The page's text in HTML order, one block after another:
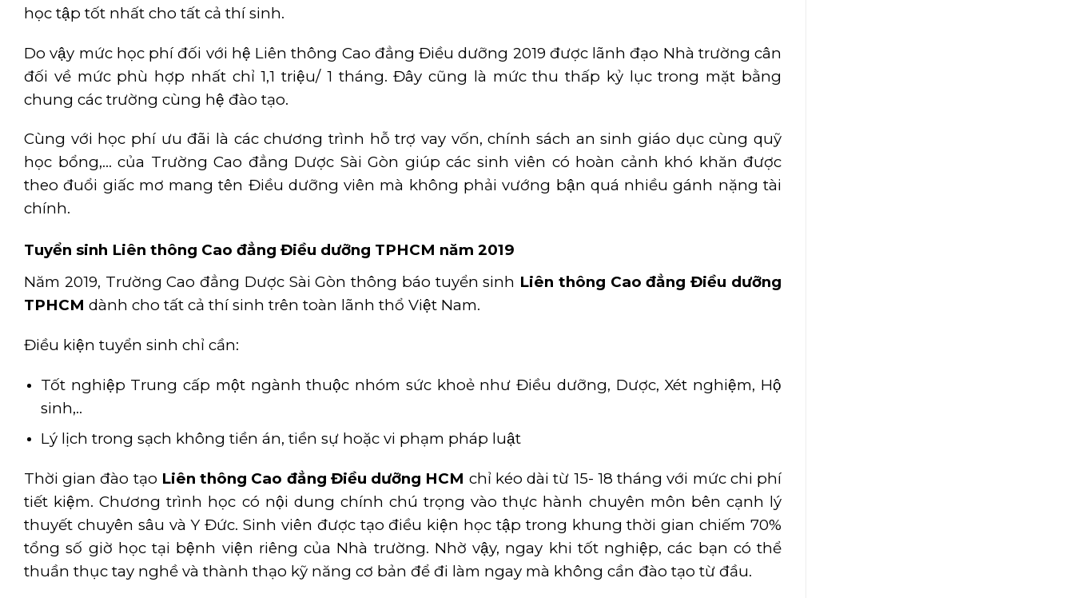
học tập tốt nhất cho tất cả thí sinh.
Do vậy mức học phí đối với hệ Liên thông Cao đẳng Điều dưỡng 2019 được lãnh đạo Nhà trường cân
đối về mức phù hợp nhất chỉ 1,1 triệu/ 1 tháng. Đây cũng là mức thu thấp kỷ lục trong mặt bằng
chung các trường cùng hệ đào tạo.
Cùng với học phí ưu đãi là các chương trình hỗ trợ vay vốn, chính sách an sinh giáo dục cùng quỹ
học bổng,… của Trường Cao đẳng Dược Sài Gòn giúp các sinh viên có hoàn cảnh khó khăn được
theo đuổi giấc mơ mang tên Điều dưỡng viên mà không phải vướng bận quá nhiều gánh nặng tài
chính.
Tuyển sinh Liên thông Cao đẳng Điều dưỡng TPHCM năm 2019
Năm 2019, Trường Cao đẳng Dược Sài Gòn thông báo tuyển sinh Liên thông Cao đẳng Điều dưỡng
TPHCM dành cho tất cả thí sinh trên toàn lãnh thổ Việt Nam.
Điều kiện tuyển sinh chỉ cần:
Tốt nghiệp Trung cấp một ngành thuộc nhóm sức khoẻ như Điều dưỡng, Dược, Xét nghiệm, Hộ
sinh,..
Lý lịch trong sạch không tiền án, tiền sự hoặc vi phạm pháp luật
Thời gian đào tạo Liên thông Cao đẳng Điều dưỡng HCM chỉ kéo dài từ 15- 18 tháng với mức chi phí
tiết kiệm. Chương trình học có nội dung chính chú trọng vào thực hành chuyên môn bên cạnh lý
thuyết chuyên sâu và Y Đức. Sinh viên được tạo điều kiện học tập trong khung thời gian chiếm 70%
tổng số giờ học tại bệnh viện riêng của Nhà trường. Nhờ vậy, ngay khi tốt nghiệp, các bạn có thể
thuần thục tay nghề và thành thạo kỹ năng cơ bản để đi làm ngay mà không cần đào tạo từ đầu.